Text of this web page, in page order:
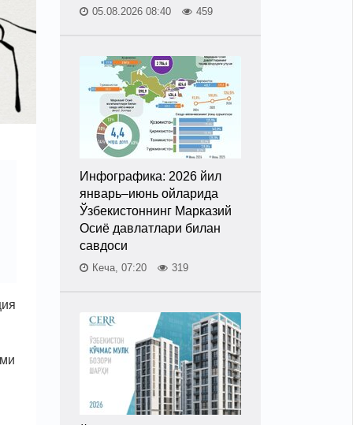
05.08.2026 08:40 459
Инфографика: 2026 йил
январь–июнь ойларида
Ўзбекистоннинг Марказий
Осиё давлатлари билан
савдоси
Кеча, 07:20 319